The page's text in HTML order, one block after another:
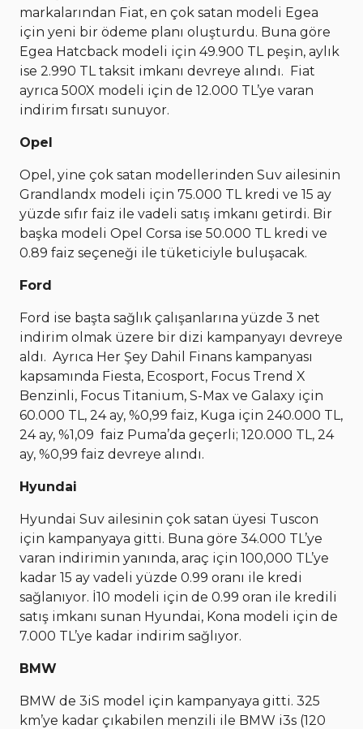
markalarından Fiat, en çok satan modeli Egea
için yeni bir ödeme planı oluşturdu. Buna göre
Egea Hatcback modeli için 49.900 TL peşin, aylık
ise 2.990 TL taksit imkanı devreye alındı. Fiat
ayrıca 500X modeli için de 12.000 TL’ye varan
indirim fırsatı sunuyor.
Opel
Opel, yine çok satan modellerinden Suv ailesinin
Grandlandx modeli için 75.000 TL kredi ve 15 ay
yüzde sıfır faiz ile vadeli satış imkanı getirdi. Bir
başka modeli Opel Corsa ise 50.000 TL kredi ve
0.89 faiz seçeneği ile tüketiciyle buluşacak.
Ford
Ford ise başta sağlık çalışanlarına yüzde 3 net
indirim olmak üzere bir dizi kampanyayı devreye
aldı. Ayrıca Her Şey Dahil Finans kampanyası
kapsamında Fiesta, Ecosport, Focus Trend X
Benzinli, Focus Titanium, S-Max ve Galaxy için
60.000 TL, 24 ay, %0,99 faiz, Kuga için 240.000 TL,
24 ay, %1,09 faiz Puma’da geçerli; 120.000 TL, 24
ay, %0,99 faiz devreye alındı.
Hyundai
Hyundai Suv ailesinin çok satan üyesi Tuscon
için kampanyaya gitti. Buna göre 34.000 TL’ye
varan indirimin yanında, araç için 100,000 TL’ye
kadar 15 ay vadeli yüzde 0.99 oranı ile kredi
sağlanıyor. İ10 modeli için de 0.99 oran ile kredili
satış imkanı sunan Hyundai, Kona modeli için de
7.000 TL’ye kadar indirim sağlıyor.
BMW
BMW de 3iS model için kampanyaya gitti. 325
km’ye kadar çıkabilen menzili ile BMW i3s (120